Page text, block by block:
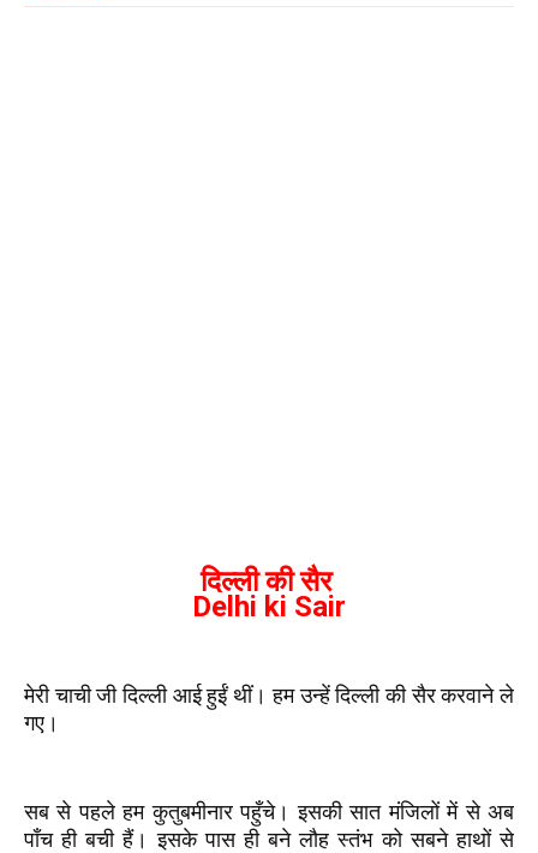
दिल्ली की सैर
Delhi ki Sair
मेरी चाची जी दिल्ली आई हुईं थीं। हम उन्हें दिल्ली की सैर करवाने ले
गए।
सब से पहले हम कुतुबमीनार पहुँचे। इसकी सात मंजिलों में से अब
पाँच ही बची हैं। इसके पास ही बने लौह स्तंभ को सबने हाथों से